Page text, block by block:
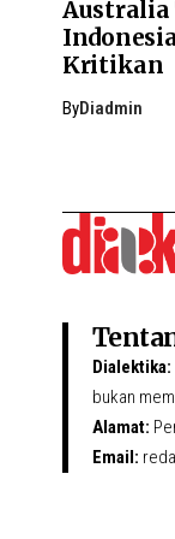
Kritikan
ByDiadmin
Dialektika:
bukan
Alamat:
Email: